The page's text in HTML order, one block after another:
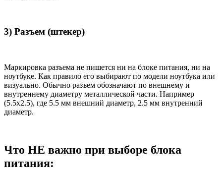
3) Разъем (штекер)
Маркировка разъема не пишется ни на блоке питания, ни на
ноутбуке. Как правило его выбирают по модели ноутбука или
визуально. Обычно разъем обозначают по внешнему и
внутреннему диаметру металлической части. Например
(5.5x2.5), где 5.5 мм внешний диаметр, 2.5 мм внутренний
диаметр.
Что НЕ важно при выборе блока
питания: